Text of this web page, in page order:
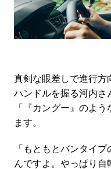
真剣な眼差しで進行方
ハンドルを握る河内さ
「『カングー』のよ
ます。
「もともとバンタイ
んですよ。やっぱり自